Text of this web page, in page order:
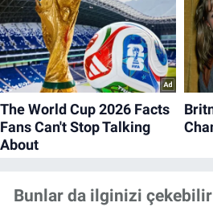
Bunlar da ilginizi çekebilir